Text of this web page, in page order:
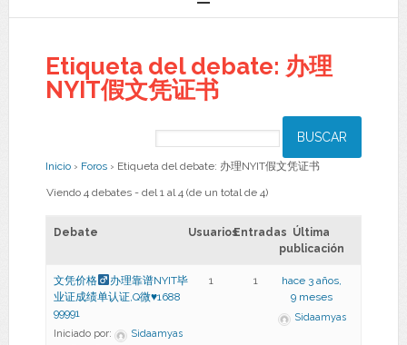
Etiqueta del debate: 办理
NYIT假文凭证书
Inicio › Foros › Etiqueta del debate: 办理NYIT假文凭证书
Viendo 4 debates - del 1 al 4 (de un total de 4)
Debate UsuariosEntradas Última
publicación
文凭价格
办理靠谱NYIT毕
业证成绩单认证,Q微♥1688
99991
Iniciado por:
Sidaamyas
1 1
hace 3 años,
9 meses
Sidaamyas